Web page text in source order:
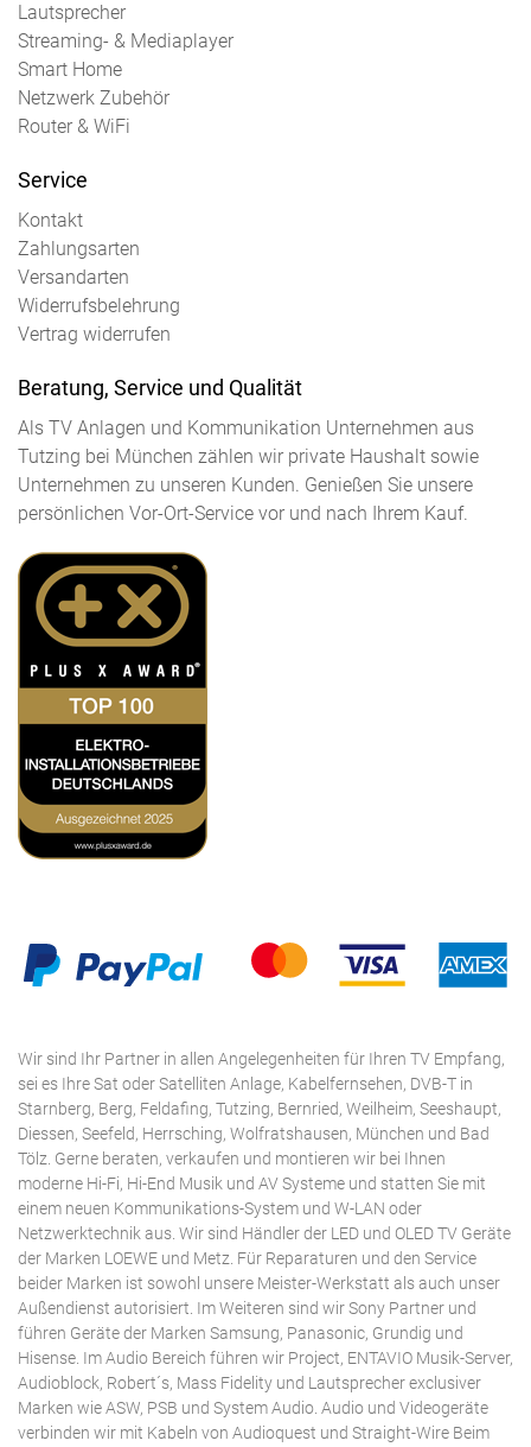
Lautsprecher
Streaming- & Mediaplayer
Smart Home
Netzwerk Zubehör
Router & WiFi
Service
Kontakt
Zahlungsarten
Versandarten
Widerrufsbelehrung
Vertrag widerrufen
Beratung, Service und Qualität
Als TV Anlagen und Kommunikation Unternehmen aus
Tutzing bei München zählen wir private Haushalt sowie
Unternehmen zu unseren Kunden. Genießen Sie unsere
persönlichen Vor-Ort-Service vor und nach Ihrem Kauf.
Wir sind Ihr Partner in allen Angelegenheiten für Ihren TV Empfang,
sei es Ihre Sat oder Satelliten Anlage, Kabelfernsehen, DVB-T in
Starnberg, Berg, Feldafing, Tutzing, Bernried, Weilheim, Seeshaupt,
Diessen, Seefeld, Herrsching, Wolfratshausen, München und Bad
Tölz. Gerne beraten, verkaufen und montieren wir bei Ihnen
moderne Hi-Fi, Hi-End Musik und AV Systeme und statten Sie mit
einem neuen Kommunikations-System und W-LAN oder
Netzwerktechnik aus. Wir sind Händler der LED und OLED TV Geräte
der Marken LOEWE und Metz. Für Reparaturen und den Service
beider Marken ist sowohl unsere Meister-Werkstatt als auch unser
Außendienst autorisiert. Im Weiteren sind wir Sony Partner und
führen Geräte der Marken Samsung, Panasonic, Grundig und
Hisense. Im Audio Bereich führen wir Project, ENTAVIO Musik-Server,
Audioblock, Robert´s, Mass Fidelity und Lautsprecher exclusiver
Marken wie ASW, PSB und System Audio. Audio und Videogeräte
verbinden wir mit Kabeln von Audioquest und Straight-Wire Beim